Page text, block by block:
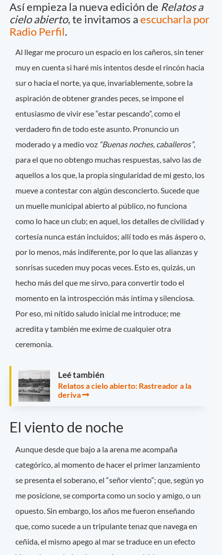
Así empieza la nueva edición de Relatos a
cielo abierto, te invitamos aescucharla por
Radio Perfil.
Al llegar me procuro un espacio en los cañeros, sin tener
muy en cuenta si haré mis intentos desde el rincón hacia
sur o hacia el norte, ya que, invariablemente, sobre la
aspiración de obtener grandes peces, se impone el
entusiasmo de vivir ese “estar pescando”, como el
verdadero fin de todo este asunto. Pronuncio un
moderado y a medio voz “Buenas noches, caballeros”,
para el que no obtengo muchas respuestas, salvo las de
aquellos a los que, la propia singularidad de mi gesto, los
mueve a contestar con algún desconcierto. Sucede que
un muelle municipal abierto al público, no funciona
como lo hace un club; en aquel, los detalles de civilidad y
cortesía nunca están incluidos; allí todo es más áspero o,
por lo menos, más indiferente, por lo que las alianzas y
sonrisas suceden muy pocas veces. Esto es, quizás, un
hecho más del que me sirvo, para convertir todo el
momento en la introspección más íntima y silenciosa.
Por eso, mi nítido saludo inicial me introduce; me
acredita y también me exime de cualquier otra
ceremonia.
Leé también
Relatos a cielo abierto: Rastreador a la
deriva
El viento de noche
Aunque desde que bajo a la arena me acompaña
categórico, al momento de hacer el primer lanzamiento
se presenta el soberano, el “señor viento”; que, según yo
me posicione, se comporta como un socio y amigo, o un
opuesto. Sin embargo, los años me fueron enseñando
que, como sucede a un tripulante tenaz que navega en
ceñida, el mismo apego al mar se traduce en un efecto